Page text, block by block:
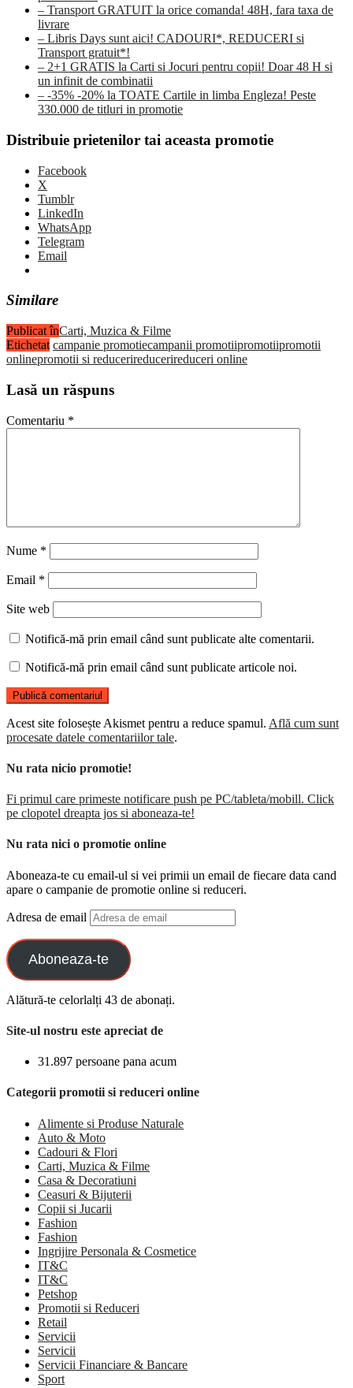
– Transport GRATUIT la orice comanda! 48H, fara taxa de
livrare
– Libris Days sunt aici! CADOURI*, REDUCERI si
Transport gratuit*!
– 2+1 GRATIS la Carti si Jocuri pentru copii! Doar 48 H si
un infinit de combinatii
– -35% -20% la TOATE Cartile in limba Engleza! Peste
330.000 de titluri in promotie
Distribuie prietenilor tai aceasta promotie
Facebook
X
Tumblr
LinkedIn
WhatsApp
Telegram
Email
Similare
Publicat înCarti, Muzica & Filme
Etichetat campanie promotiecampanii promotiipromotiipromotii
onlinepromotii si reducerireducerireduceri online
Lasă un răspuns
Comentariu *
Nume *
Email *
Site web
Notifică-mă prin email când sunt publicate alte comentarii.
Notifică-mă prin email când sunt publicate articole noi.
Acest site folosește Akismet pentru a reduce spamul. Află cum sunt
procesate datele comentariilor tale.
Nu rata nicio promotie!
Fi primul care primeste notificare push pe PC/tableta/mobill. Click
pe clopotel dreapta jos si aboneaza-te!
Nu rata nici o promotie online
Aboneaza-te cu email-ul si vei primii un email de fiecare data cand
apare o campanie de promotie online si reduceri.
Adresa de email
Aboneaza-te
Alătură-te celorlalți 43 de abonați.
Site-ul nostru este apreciat de
31.897 persoane pana acum
Categorii promotii si reduceri online
Alimente si Produse Naturale
Auto & Moto
Cadouri & Flori
Carti, Muzica & Filme
Casa & Decoratiuni
Ceasuri & Bijuterii
Copii si Jucarii
Fashion
Fashion
Ingrijire Personala & Cosmetice
IT&C
IT&C
Petshop
Promotii si Reduceri
Retail
Servicii
Servicii
Servicii Financiare & Bancare
Sport